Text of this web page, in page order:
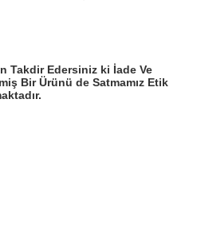
Takdir Edersiniz ki İade Ve
Bir Ürünü de Satmamız Etik